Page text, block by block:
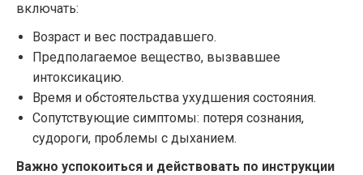
включать:
Возраст и вес пострадавшего.
Предполагаемое вещество, вызвавшее
интоксикацию.
Время и обстоятельства ухудшения состояния.
Сопутствующие симптомы: потеря сознания,
судороги, проблемы с дыханием.
Важно успокоиться и действовать по инструкции